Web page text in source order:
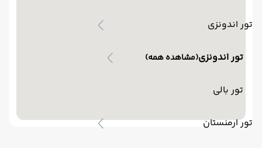
تور اندونزی
تور اندونزی(مشاهده همه)
تور بالی
تور ارمنستان